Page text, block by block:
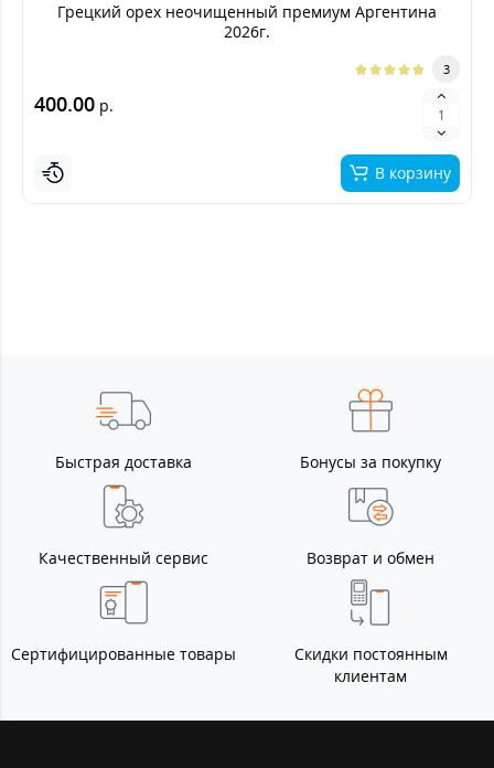
Грецкий орех неочищенный премиум Аргентина
2026г.
3
400.00 р.
В корзину
Быстрая доставка Бонусы за покупку
Качественный сервис Возврат и обмен
Сертифицированные товары
Скидки постоянным
клиентам